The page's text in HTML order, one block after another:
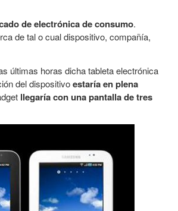
de electrónica de consumo.
de tal o cual dispositivo, compañía,
últimas horas dicha tableta electrónica
del dispositivoestaría en plena
llegaría con una pantalla de tres